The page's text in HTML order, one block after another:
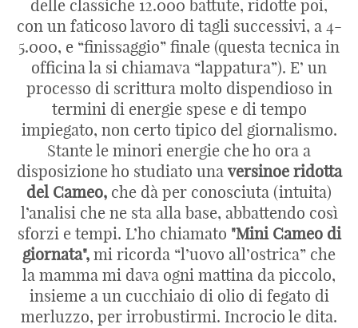
delle classiche 12.000 battute, ridotte poi,
con un faticoso lavoro di tagli successivi, a 4-
5.000, e “finissaggio” finale (questa tecnica in
officina la si chiamava “lappatura”). E’ un
processo di scrittura molto dispendioso in
termini di energie spese e di tempo
impiegato, non certo tipico del giornalismo.
Stante le minori energie che ho ora a
disposizione ho studiato una versinoe ridotta
del Cameo, che dà per conosciuta (intuita)
l’analisi che ne sta alla base, abbattendo così
sforzi e tempi. L’ho chiamato "Mini Cameo di
giornata", mi ricorda “l’uovo all’ostrica” che
la mamma mi dava ogni mattina da piccolo,
insieme a un cucchiaio di olio di fegato di
merluzzo, per irrobustirmi. Incrocio le dita.